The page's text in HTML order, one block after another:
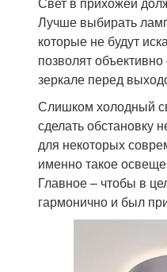
Лучше выбирать
которые не будут
позволят
зеркале перед
Слишком холодный
сделать обстановку
для некоторых
именно такое
Главное – чтобы в
гармонично и был